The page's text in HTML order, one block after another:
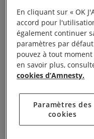
se font du
l’écran par une
elle sur le devant
confrontée au
Désemparée face
victime, elle tente
alors de mettre en
professeur pouvait
En cliquant sur « OK
accord pour
également continuer
paramètres par
pouvez à tout
en savoir plus,
cookies d’Amnesty.
Paramètres des
cookies